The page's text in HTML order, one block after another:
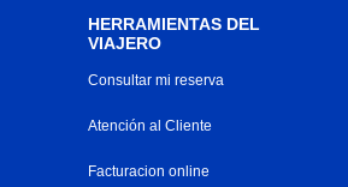
HERRAMIENTAS DEL
VIAJERO
Consultar mi reserva
Atención al Cliente
Facturacion online